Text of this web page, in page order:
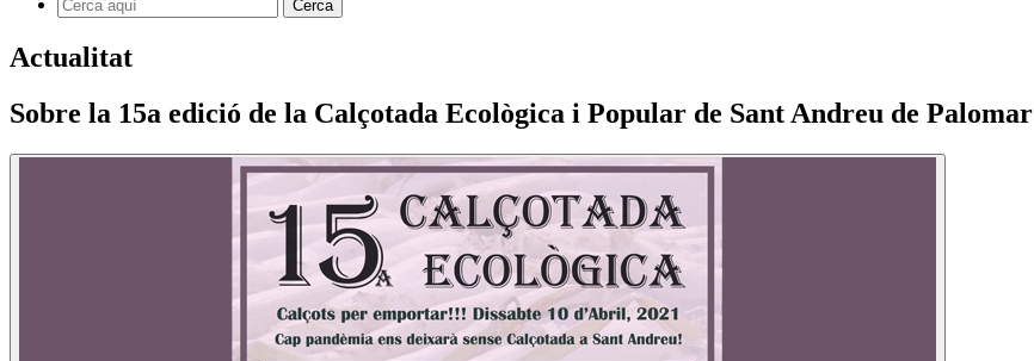
Actualitat
Sobre la 15a edició de la Calçotada Ecològica i Popular de Sant Andreu de Palomar